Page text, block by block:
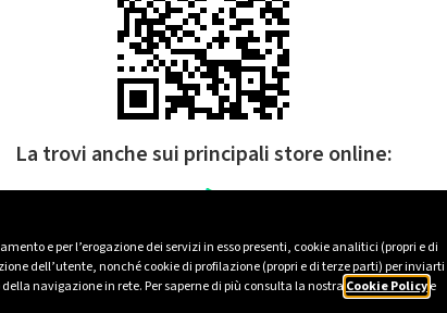
e per l’erogazione dei servizi in esso presenti, cookie analitici (propri e di
dell’utente, nonché cookie di profilazione (propri e di terze parti) per inviarti
navigazione in rete. Per saperne di più consulta la nostra Cookie Policye
La trovi anche sui principali store online: